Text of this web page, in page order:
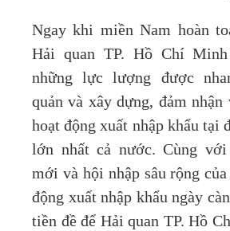
Ngay khi miền Nam hoàn
Hải quan TP. Hồ Chí
những lực lượng được
quản và xây dựng, đảm
hoạt động xuất nhập khẩu tại
lớn nhất cả nước. Cùng
mới và hội nhập sâu rộng
động xuất nhập khẩu ngày
tiền đề để Hải quan TP. Hồ